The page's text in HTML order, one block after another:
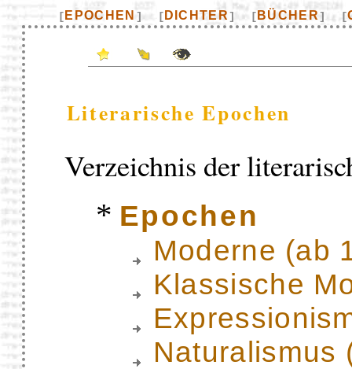
[ EPOCHEN ] [ DICHTER] [ BÜCHER] [
Literarische Epochen
Verzeichnis der
* Epochen
Moderne (ab
Klassische
Naturalismus